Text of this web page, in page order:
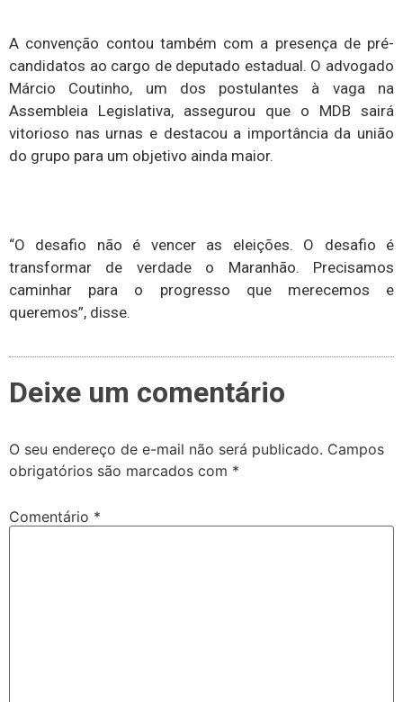
A convenção contou também com a presença de pré-
candidatos ao cargo de deputado estadual. O advogado
Márcio Coutinho, um dos postulantes à vaga na
Assembleia Legislativa, assegurou que o MDB sairá
vitorioso nas urnas e destacou a importância da união
do grupo para um objetivo ainda maior.
“O desafio não é vencer as eleições. O desafio é
transformar de verdade o Maranhão. Precisamos
caminhar para o progresso que merecemos e
queremos”, disse.
Deixe um comentário
O seu endereço de e-mail não será publicado. Campos
obrigatórios são marcados com *
Comentário *